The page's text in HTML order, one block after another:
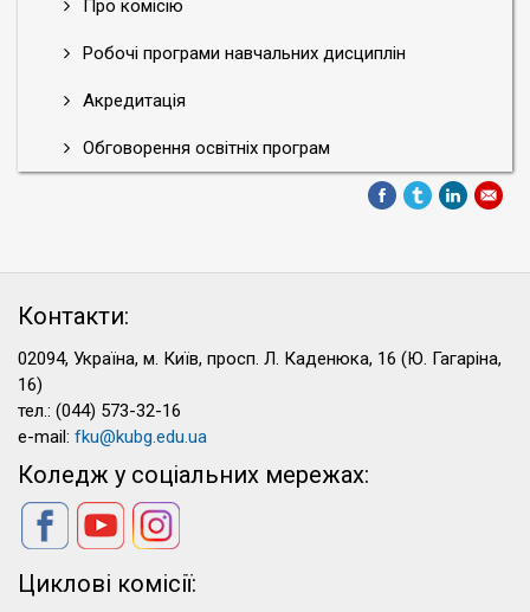
Про комісію
Робочі програми навчальних дисциплін
Акредитація
Обговорення освітніх програм
Контакти:
02094, Україна, м. Київ, просп. Л. Каденюка, 16 (Ю. Гагаріна,
16)
тел.: (044) 573-32-16
e-mail: fku@kubg.edu.ua
Коледж у соціальних мережах:
Циклові комісії: